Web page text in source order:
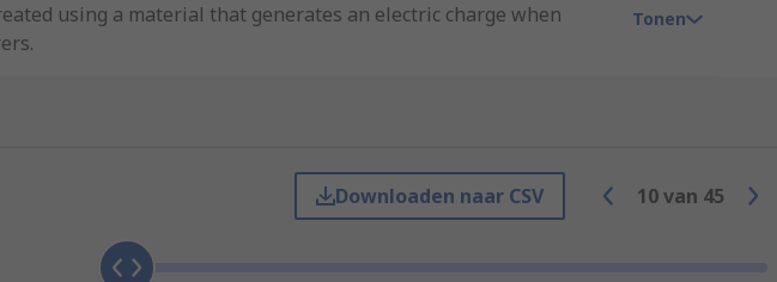
using a material that generates an electric charge when
Tonen
Downloaden naar CSV 10van 45